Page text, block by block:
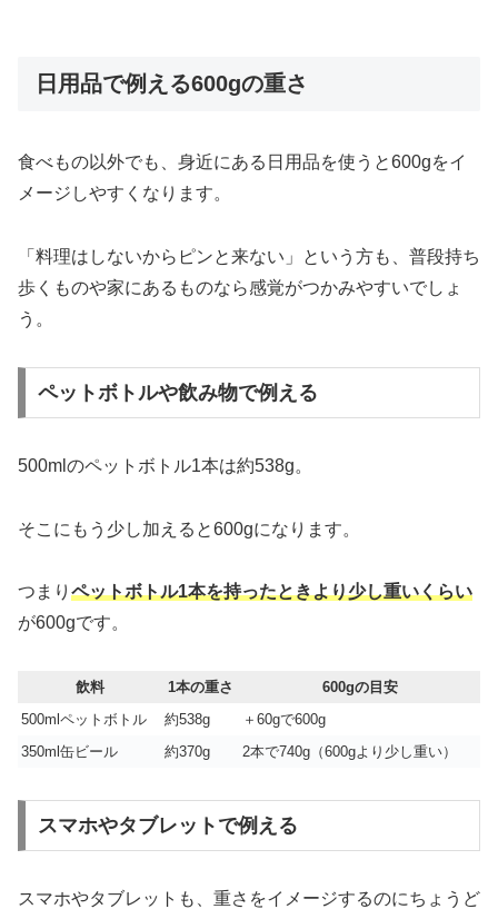
日用品で例える600gの重さ
食べもの以外でも、身近にある日用品を使うと600gをイ
メージしやすくなります。
「料理はしないからピンと来ない」という方も、普段持ち
歩くものや家にあるものなら感覚がつかみやすいでしょ
う。
ペットボトルや飲み物で例える
500mlのペットボトル1本は約538g。
そこにもう少し加えると600gになります。
つまり ペットボトル1本を持ったときより少し重いくらい
が600gです。
飲料 1本の重さ
600gの目安
500mlペットボトル
約538g
＋60gで600g
350ml缶ビール
約370g 2本で740g（600gより少し重い）
スマホやタブレットで例える
スマホやタブレットも、重さをイメージするのにちょうど